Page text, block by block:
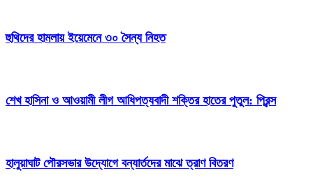
হুথিদের হামলায় ইয়েমেনে ৩০ সৈন্য নিহত
শেখ হাসিনা ও আওয়ামী লীগ আধিপত্যবাদী শক্তির হাতের পুতুল: প্রিন্স
হালুয়াঘাট পৌরসভার উদ্যোগে বন্যার্তদের মাঝে ত্রাণ বিতরণ